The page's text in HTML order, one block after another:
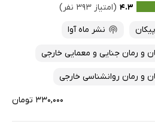
۴.۳ (امتیاز ۳۹۳ نفر)
نشر ماه آوا
و رمان جنایی و معمایی خارجی
و رمان روانشناسی خارجی
۳۳۰,۰۰۰ تومان